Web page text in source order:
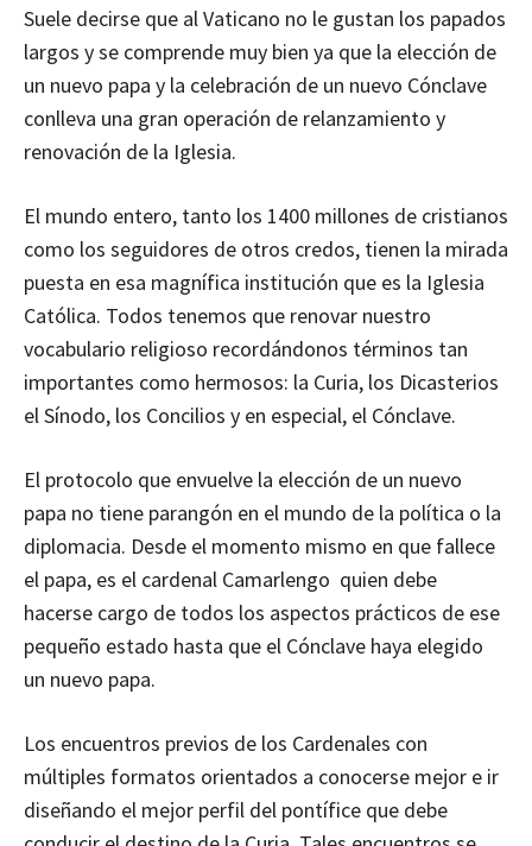
Suele decirse que al Vaticano no le gustan los papados
largos y se comprende muy bien ya que la elección de
un nuevo papa y la celebración de un nuevo Cónclave
conlleva una gran operación de relanzamiento y
renovación de la Iglesia.
El mundo entero, tanto los 1400 millones de cristianos
como los seguidores de otros credos, tienen la mirada
puesta en esa magnífica institución que es la Iglesia
Católica. Todos tenemos que renovar nuestro
vocabulario religioso recordándonos términos tan
importantes como hermosos: la Curia, los Dicasterios
el Sínodo, los Concilios y en especial, el Cónclave.
El protocolo que envuelve la elección de un nuevo
papa no tiene parangón en el mundo de la política o la
diplomacia. Desde el momento mismo en que fallece
el papa, es el cardenal Camarlengo quien debe
hacerse cargo de todos los aspectos prácticos de ese
pequeño estado hasta que el Cónclave haya elegido
un nuevo papa.
Los encuentros previos de los Cardenales con
múltiples formatos orientados a conocerse mejor e ir
diseñando el mejor perfil del pontífice que debe